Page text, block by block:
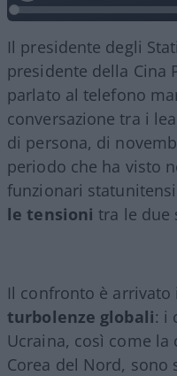
Il presidente degli
presidente della Cina
parlato al telefono
conversazione tra i
di persona, di
periodo che ha visto
funzionari
le tensioni tra le due
Il confronto è
turbolenze globali: i
Ucraina, così come la
Corea del Nord, sono